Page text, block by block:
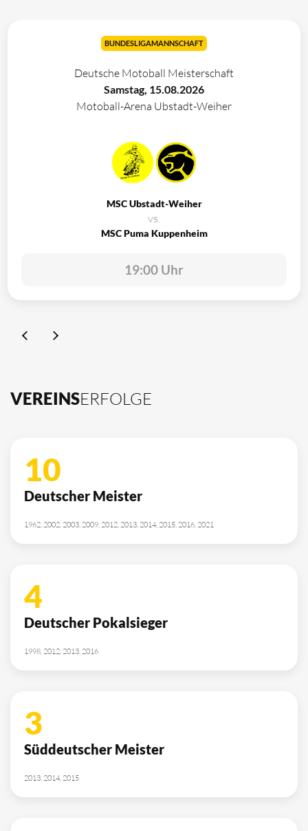
BUNDESLIGAMANNSCHAFT
Deutsche Motoball Meisterschaft
Samstag, 15.08.2026
Motoball-Arena Ubstadt-Weiher
MSC Ubstadt-Weiher
vs.
MSC Puma Kuppenheim
19:00 Uhr
VEREINSERFOLGE